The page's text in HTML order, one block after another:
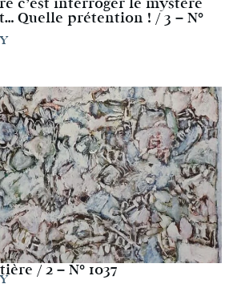
c’est interroger le mystère
Quelle prétention ! / 3 – N°
/ 2 – N° 1037